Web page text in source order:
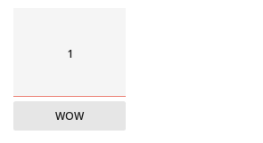
1
WOW